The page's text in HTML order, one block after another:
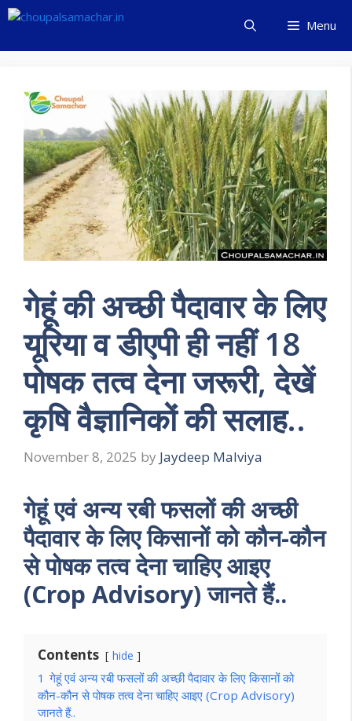
Skip
content
Menu
गेहूं की अच्छी पैदावार के लिए
यूरिया व डीएपी ही नहीं 18
पोषक तत्व देना जरूरी, देखें
कृषि वैज्ञानिकों की सलाह..
November 8, 2025 by Jaydeep Malviya
गेहूं एवं अन्य रबी फसलों की अच्छी
पैदावार के लिए किसानों को कौन-कौन
से पोषक तत्व देना चाहिए आइए
(Crop Advisory) जानते हैं..
Contents hide
1 गेहूं एवं अन्य रबी फसलों की अच्छी पैदावार के लिए किसानों को
कौन-कौन से पोषक तत्व देना चाहिए आइए (Crop Advisory)
जानते हैं..